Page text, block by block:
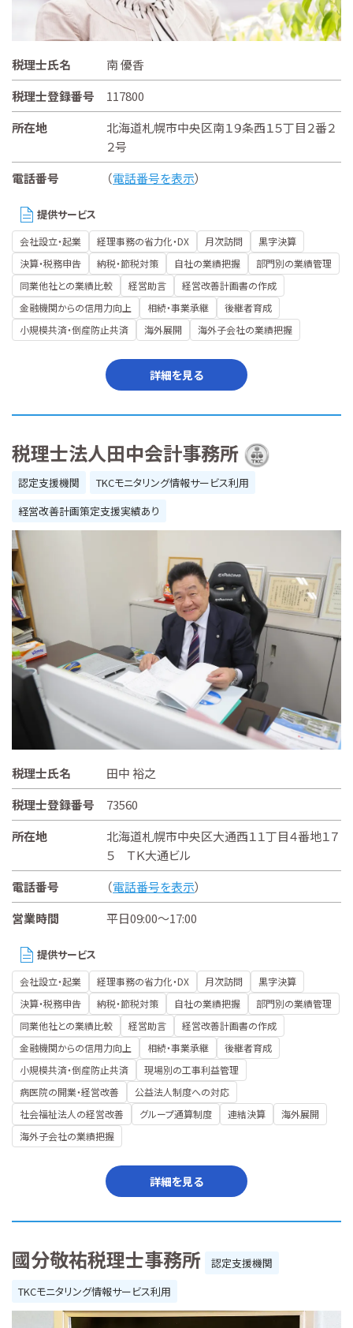
税理士氏名
南 優香
税理士登録番号
117800
所在地
北海道札幌市中央区南１９条西１５丁目２番２
２号
電話番号
（電話番号を表示）
提供サービス
会社設立・起業 経理事務の省力化・DX 月次訪問
黒字決算
決算・税務申告
納税・節税対策 自社の業績把握
部門別の業績管理
同業他社との業績比較
経営助言
経営改善計画書の作成
金融機関からの信用力向上
相続・事業承継
後継者育成
小規模共済・倒産防止共済
海外展開 海外子会社の業績把握
詳細を見る
税理士法人田中会計事務所
認定支援機関
TKCモニタリング情報サービス利用
経営改善計画策定支援実績あり
税理士氏名
田中 裕之
税理士登録番号
73560
所在地
北海道札幌市中央区大通西１１丁目４番地１７
５ ＴＫ大通ビル
電話番号
（電話番号を表示）
営業時間
平日09:00～17:00
提供サービス
会社設立・起業 経理事務の省力化・DX 月次訪問
黒字決算
決算・税務申告
納税・節税対策 自社の業績把握
部門別の業績管理
同業他社との業績比較
経営助言
経営改善計画書の作成
金融機関からの信用力向上
相続・事業承継
後継者育成
小規模共済・倒産防止共済
現場別の工事利益管理
病医院の開業・経営改善
公益法人制度への対応
社会福祉法人の経営改善
グループ通算制度 連結決算
海外展開
海外子会社の業績把握
詳細を見る
國分敬祐税理士事務所
認定支援機関
TKCモニタリング情報サービス利用